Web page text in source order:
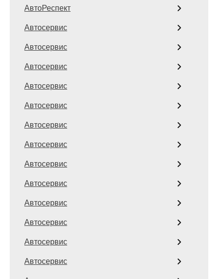
АвтоРеспект
Автосервис
Автосервис
Автосервис
Автосервис
Автосервис
Автосервис
Автосервис
Автосервис
Автосервис
Автосервис
Автосервис
Автосервис
Автосервис